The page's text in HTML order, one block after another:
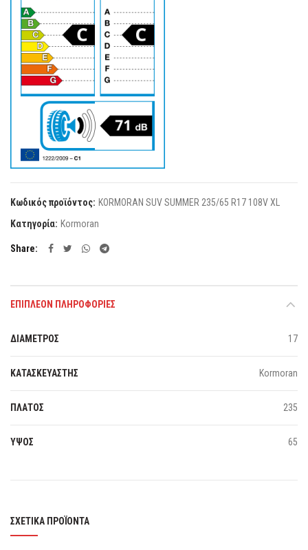
Κωδικός προϊόντος: KORMORAN SUV SUMMER 235/65 R17 108V XL
Κατηγορία: Kormoran
Share
ΕΠΙΠΛΈΟΝ ΠΛΗΡΟΦΟΡΊΕΣ
ΔΙΑΜΕΤΡΟΣ 17
ΚΑΤΑΣΚΕΥΑΣΤΗΣ Kormoran
ΠΛΑΤΟΣ 235
ΥΨΟΣ 65
ΣΧΕΤΙΚΆ ΠΡΟΪΌΝΤΑ